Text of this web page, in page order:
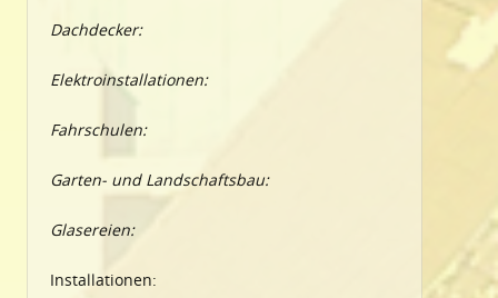
Dachdecker:
Elektroinstallationen:
Fahrschulen:
Garten- und Landschaftsbau:
Glasereien:
Installationen: